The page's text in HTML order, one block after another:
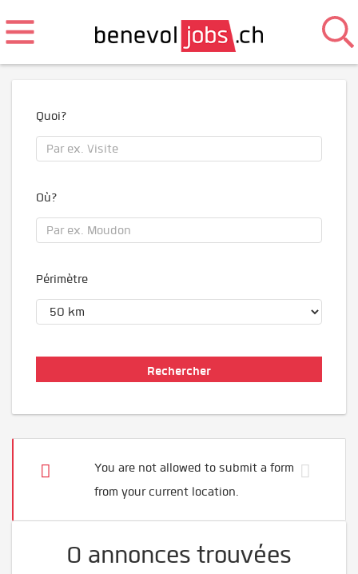
Quoi?
Où?
Périmètre
You are not allowed to submit a form
from your current location.
0 annonces trouvées